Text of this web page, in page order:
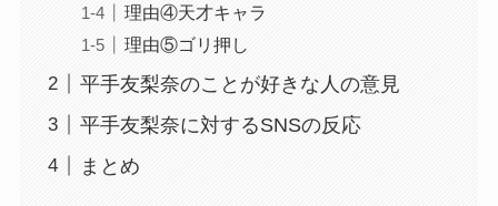
理由④天才キャラ
理由⑤ゴリ押し
平手友梨奈のことが好きな人の意見
平手友梨奈に対するSNSの反応
まとめ